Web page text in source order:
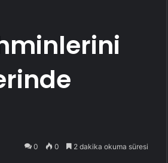
0 0 2 dakika okuma süresi